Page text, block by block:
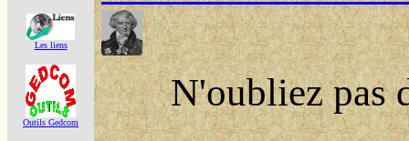
Les liens
Outils Gedcom